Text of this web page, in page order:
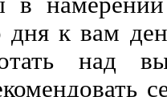
дня к вам
над